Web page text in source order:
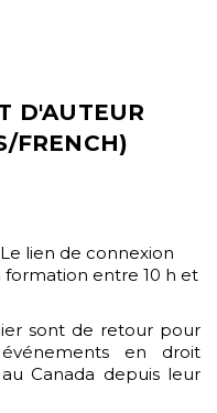
D'AUTEUR
FRENCH)
lien de connexion
formation entre 10 h et
sont de retour pour
en droit
Canada depuis leur